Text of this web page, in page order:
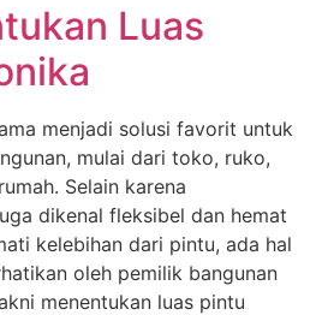
Luas
menjadi solusi favorit untuk
mulai dari toko, ruko,
Selain karena
dikenal fleksibel dan hemat
kelebihan dari pintu, ada hal
oleh pemilik bangunan
menentukan luas pintu